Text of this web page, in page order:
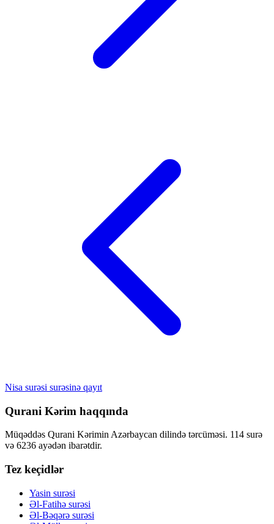
Nisa surəsi surəsinə qayıt
Qurani Kərim haqqında
Müqəddəs Qurani Kərimin Azərbaycan dilində tərcüməsi. 114 surə
və 6236 ayədən ibarətdir.
Tez keçidlər
Yasin surəsi
Əl-Fatihə surəsi
Əl-Bəqərə surəsi